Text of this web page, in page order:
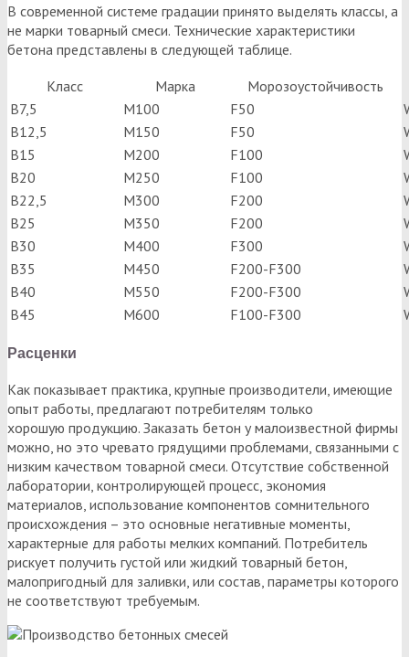
В современной системе градации принято выделять классы, а
не марки товарный смеси. Технические характеристики
бетона представлены в следующей таблице.
Класс
Марка
Морозоустойчивость
В7,5
М100 F50
В12,5
М150 F50
В15
М200 F100
В20
М250 F100
В22,5
М300 F200
В25
М350 F200
В30
М400 F300
В35
М450 F200-F300
В40
М550 F200-F300
В45
М600 F100-F300
Расценки
Как показывает практика, крупные производители, имеющие
опыт работы, предлагают потребителям только
хорошую продукцию. Заказать бетон у малоизвестной фирмы
можно, но это чревато грядущими проблемами, связанными с
низким качеством товарной смеси. Отсутствие собственной
лаборатории, контролирующей процесс, экономия
материалов, использование компонентов сомнительного
происхождения – это основные негативные моменты,
характерные для работы мелких компаний. Потребитель
рискует получить густой или жидкий товарный бетон,
малопригодный для заливки, или состав, параметры которого
не соответствуют требуемым.